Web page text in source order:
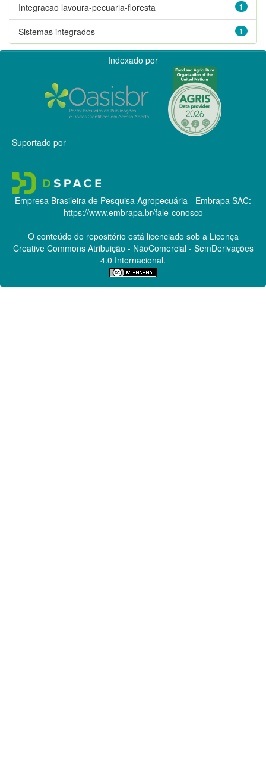
1
Integracao lavoura-pecuaria-floresta
1
Sistemas integrados
Indexado por
Suportado por
Empresa Brasileira de Pesquisa Agropecuária - Embrapa SAC:
https://www.embrapa.br/fale-conosco
O conteúdo do repositório está licenciado sob a Licença
Creative CommonsAtribuição - NãoComercial - SemDerivações
4.0 Internacional.